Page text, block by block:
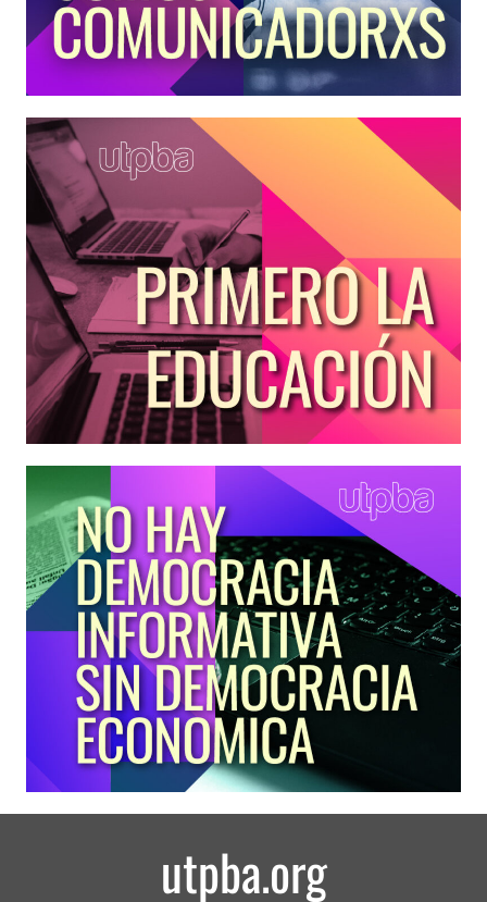
utpba.org